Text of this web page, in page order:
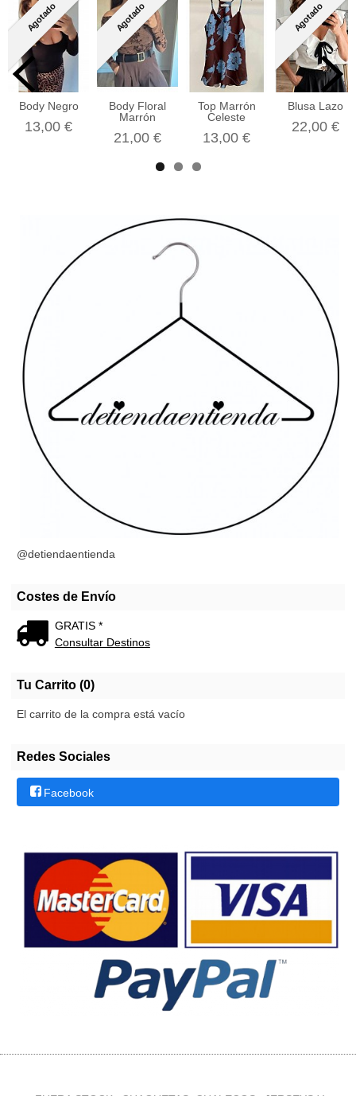
@detiendaentienda
Costes de Envío
GRATIS *
Consultar Destinos
Tu Carrito (0)
El carrito de la compra está vacío
Redes Sociales
Facebook
Agotado
Body Negro
13,00 €
Agotado
Body Floral
Marrón
21,00 €
Top Marrón
Celeste
13,00 €
Agotado
Blusa Lazo
22,00 €